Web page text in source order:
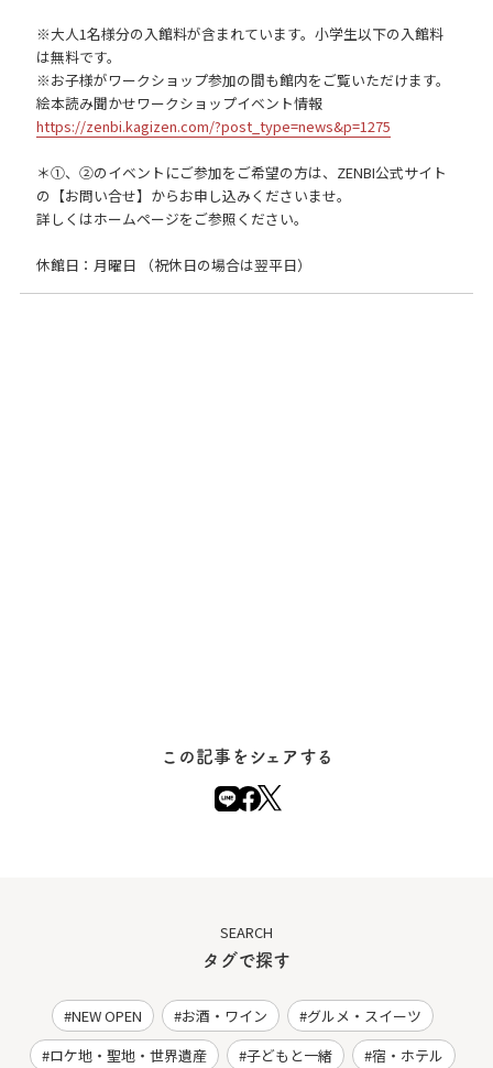
※大人1名様分の入館料が含まれています。小学生以下の入館料
は無料です。
※お子様がワークショップ参加の間も館内をご覧いただけます。
絵本読み聞かせワークショップイベント情報
https://zenbi.kagizen.com/?post_type=news&p=1275
＊①、②のイベントにご参加をご希望の方は、ZENBI公式サイト
の【お問い合せ】からお申し込みくださいませ。
詳しくはホームページをご参照ください。
休館日：月曜日 （祝休日の場合は翌平日）
この記事をシェアする
SEARCH
タグで探す
NEW OPEN お酒・ワイン
グルメ・スイーツ
ロケ地・聖地・世界遺産
子どもと一緒 宿・ホテル